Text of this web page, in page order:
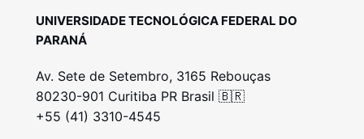
UNIVERSIDADE TECNOLÓGICA FEDERAL DO
PARANÁ
Av. Sete de Setembro, 3165 Rebouças
80230-901 Curitiba PR Brasil 🇧🇷
+55 (41) 3310-4545